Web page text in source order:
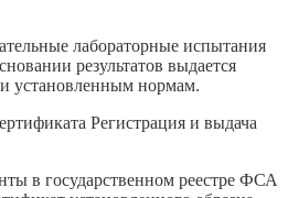
лабораторные испытания
результатов выдается
установленным нормам.
Регистрация и выдача
в государственном реестре ФСА